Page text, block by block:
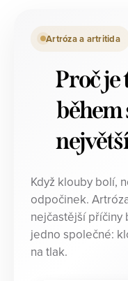
Artróza a artritida
Proč
během
Když klouby bolí,
odpočinek.
nejčastější
jedno společné:
na tlak.